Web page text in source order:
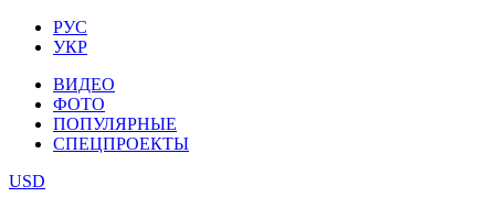
РУС
УКР
ВИДЕО
ФОТО
ПОПУЛЯРНЫЕ
СПЕЦПРОЕКТЫ
USD